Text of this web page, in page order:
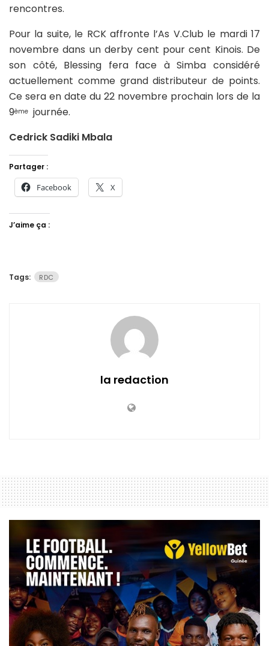
rencontres.
Pour la suite, le RCK affronte l’As V.Club le mardi 17
novembre dans un derby cent pour cent Kinois. De
son côté, Blessing fera face à Simba considéré
actuellement comme grand distributeur de points.
Ce sera en date du 22 novembre prochain lors de la
9ème journée.
Cedrick Sadiki Mbala
Partager :
Facebook X
J’aime ça :
Tags: RDC
la redaction